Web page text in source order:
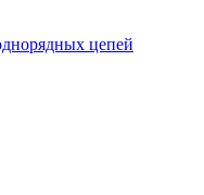
цепей